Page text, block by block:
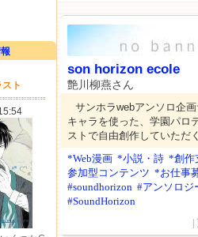
son horizon ecole
艶川柳燕さん
サンホラwebアンソロ企
キャラを使った、学園パロ
ストで自由創作していただ
*Web漫画 *小説・詩 *創作
参加型コンテンツ *お仕事
#soundhorizon #アンソロジ
#SoundHorizon